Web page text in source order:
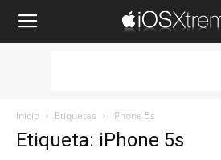
iOSXtreme
Inicio Etiquetas IPhone 5s
Etiqueta: iPhone 5s